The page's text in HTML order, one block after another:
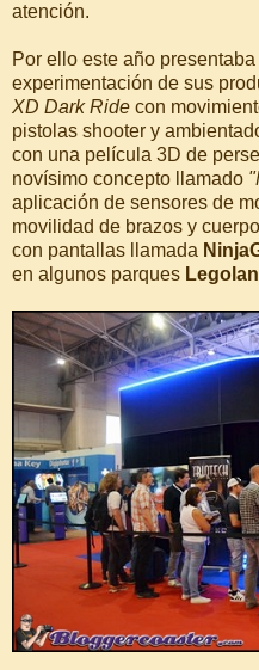
atención.
Por ello este año
experimentación de sus
XD Dark Ride con
pistolas shooter y
con una película 3D de
novísimo concepto llamado
aplicación de sensores de
movilidad de brazos y
con pantallas llamada
en algunos parques